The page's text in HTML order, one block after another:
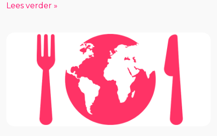
Lees verder »